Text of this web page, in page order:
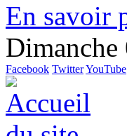
En savoir
Facebook TwitterYouTube